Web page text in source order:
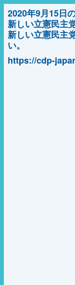
2020年9月15日
新しい立憲民主
新しい立憲民主
い。
https://cdp-